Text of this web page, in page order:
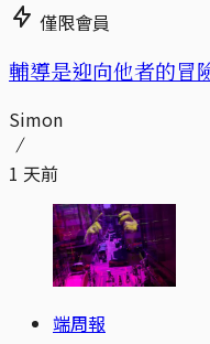
僅限會員
輔導是迎向他者的
Simon
1 天前
端周報